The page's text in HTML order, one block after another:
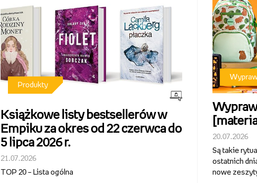
Produkty
Książkowe listy bestsellerów w
Empiku za okres od 22 czerwca do
5 lipca 2026 r.
21.07.2026
TOP 20 – Lista ogólna
20.07.2026
Są takie
ostatnich
nowe